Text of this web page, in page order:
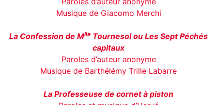
Musique de Giacomo Merchi
La Confession de Mlle Tournesol ou Les Sept Péchés
capitaux
Paroles d’auteur anonyme
Musique de Barthélémy Trille Labarre
La Professeuse de cornet à piston